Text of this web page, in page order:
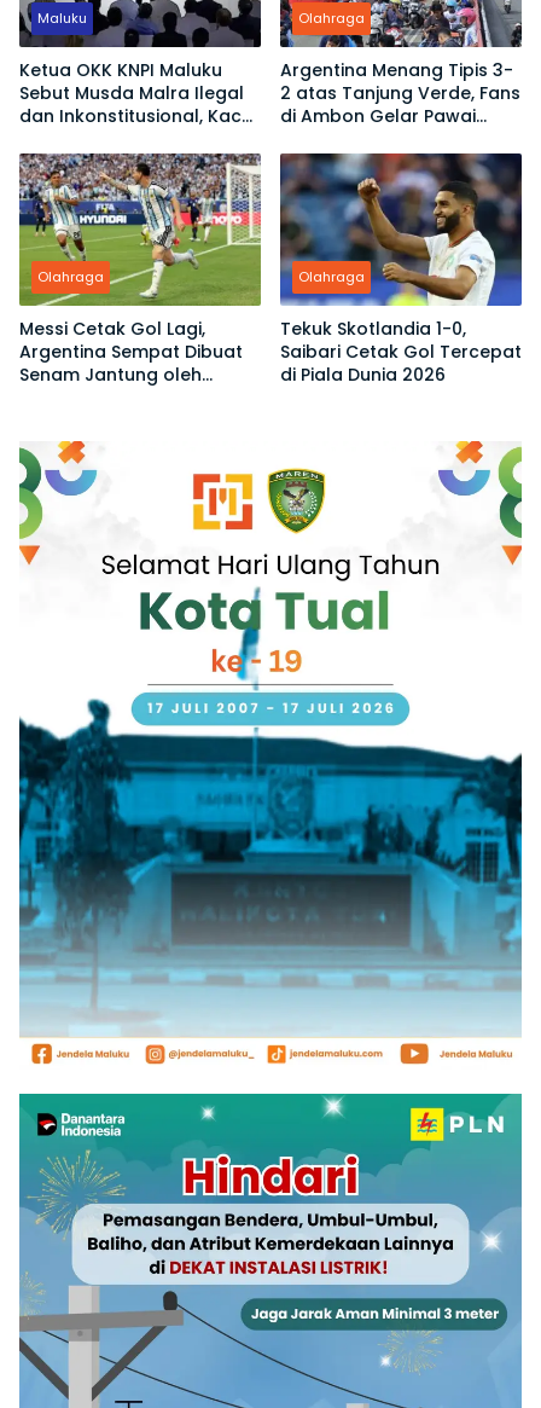
Maluku
Ketua OKK KNPI Maluku
Sebut Musda Malra Ilegal
dan Inkonstitusional, Kace
Ketua
Olahraga
Argentina Menang Tipis 3-
2 atas Tanjung Verde, Fans
di Ambon Gelar Pawai
Olahraga
Messi Cetak Gol Lagi,
Argentina Sempat Dibuat
Senam Jantung oleh
Olahraga
Tekuk Skotlandia 1-0,
Saibari Cetak Gol Tercepat
di Piala Dunia 2026